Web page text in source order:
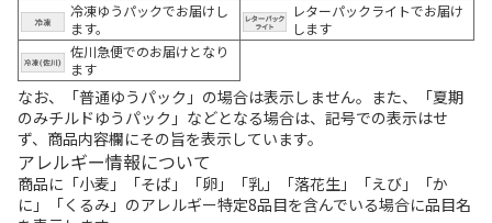
冷凍ゆうパックでお届けし
ます。
レターパックライトでお届け
します
佐川急便でのお届けとなり
ます
なお、「普通ゆうパック」の場合は表示しません。また、「夏期
のみチルドゆうパック」などとなる場合は、記号での表示はせ
ず、商品内容欄にその旨を表示しています。
アレルギー情報について
商品に「小麦」「そば」「卵」「乳」「落花生」「えび」「か
に」「くるみ」のアレルギー特定8品目を含んでいる場合に品目名